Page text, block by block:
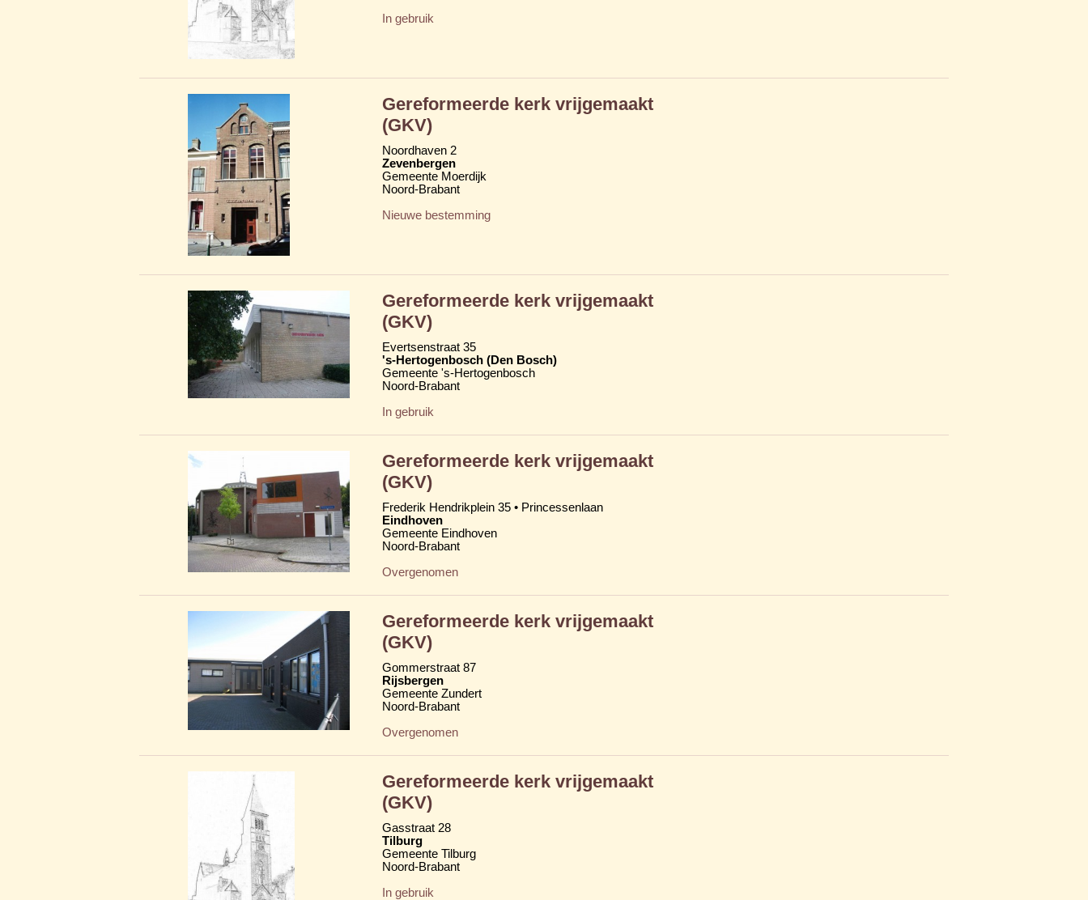
In gebruik
Gereformeerde kerk vrijgemaakt
(GKV)
Noordhaven 2
Zevenbergen
Gemeente Moerdijk
Noord-Brabant
Nieuwe bestemming
Gereformeerde kerk vrijgemaakt
(GKV)
Evertsenstraat 35
's-Hertogenbosch (Den Bosch)
Gemeente 's-Hertogenbosch
Noord-Brabant
In gebruik
Gereformeerde kerk vrijgemaakt
(GKV)
Frederik Hendrikplein 35 • Princessenlaan
Eindhoven
Gemeente Eindhoven
Noord-Brabant
Overgenomen
Gereformeerde kerk vrijgemaakt
(GKV)
Gommerstraat 87
Rijsbergen
Gemeente Zundert
Noord-Brabant
Overgenomen
Gereformeerde kerk vrijgemaakt
(GKV)
Gasstraat 28
Tilburg
Gemeente Tilburg
Noord-Brabant
In gebruik